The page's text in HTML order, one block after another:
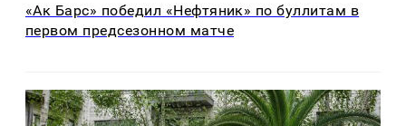
«Ак Барс» победил «Нефтяник» по буллитам в
первом предсезонном матче